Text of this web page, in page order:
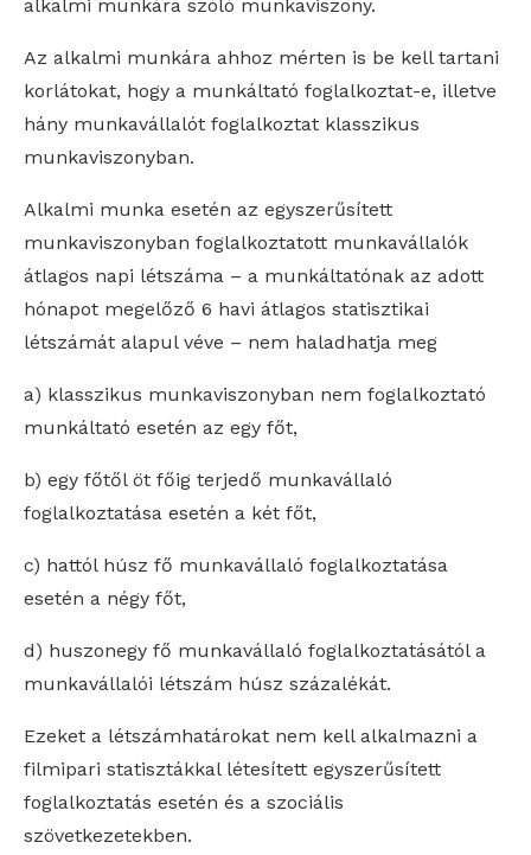
alkalmi munkára szóló munkaviszony.
Az alkalmi munkára ahhoz mérten is be kell tartani
korlátokat, hogy a munkáltató foglalkoztat-e, illetve
hány munkavállalót foglalkoztat klasszikus
munkaviszonyban.
Alkalmi munka esetén az egyszerűsített
munkaviszonyban foglalkoztatott munkavállalók
átlagos napi létszáma – a munkáltatónak az adott
hónapot megelőző 6 havi átlagos statisztikai
létszámát alapul véve – nem haladhatja meg
a) klasszikus munkaviszonyban nem foglalkoztató
munkáltató esetén az egy főt,
b) egy főtől öt főig terjedő munkavállaló
foglalkoztatása esetén a két főt,
c) hattól húsz fő munkavállaló foglalkoztatása
esetén a négy főt,
d) huszonegy fő munkavállaló foglalkoztatásától a
munkavállalói létszám húsz százalékát.
Ezeket a létszámhatárokat nem kell alkalmazni a
filmipari statisztákkal létesített egyszerűsített
foglalkoztatás esetén és a szociális
szövetkezetekben.